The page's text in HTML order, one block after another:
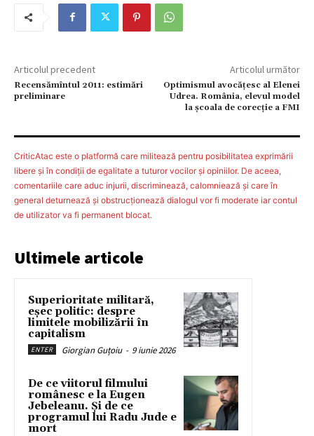
Articolul precedent
Recensămîntul 2011: estimări
preliminare
Articolul următor
Optimismul avocățesc al Elenei
Udrea. România, elevul model
la școala de corecție a FMI
CriticAtac este o platformă care militează pentru posibilitatea exprimării
libere şi în condiţii de egalitate a tuturor vocilor şi opiniilor. De aceea,
comentariile care aduc injurii, discriminează, calomniează şi care în
general deturnează şi obstrucţionează dialogul vor fi moderate iar contul
de utilizator va fi permanent blocat.
Ultimele articole
Superioritate militară,
eșec politic: despre
limitele mobilizării în
capitalism
ENTER Giorgian Guțoiu - 9 iunie 2026
De ce viitorul filmului
românesc e la Eugen
Jebeleanu. Și de ce
programul lui Radu Jude e
mort